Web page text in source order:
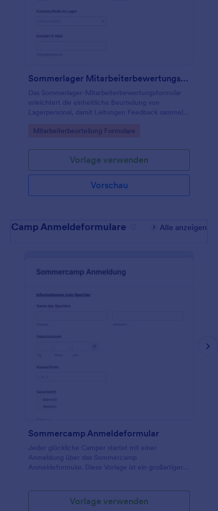
Sommerlager Mitarbeiterbewertungsbogen
Das Sommerlager-Mitarbeiterbewertungsformular
erleichtert die einheitliche Beurteilung von
Lagerpersonal, damit Leitungen Feedback sammeln,
Auswertungen für kommende Durchgänge
Go to Category:
Mitarbeiterbeurteilung Formulare
Vorlage verwenden
Vorschau
Camp Anmeldeformulare Alle anzeigen
Sommercamp Anmeldeformular
Jeder glückliche Camper startet mit einer
Anmeldung über das Sommercamp
Anmeldeformular. Diese Vorlage ist ein großartiger
und Sie können passende Fragen zu Ihrem
Sommercamp stellen. Wenn Sie Gebühren
Vorlage verwenden